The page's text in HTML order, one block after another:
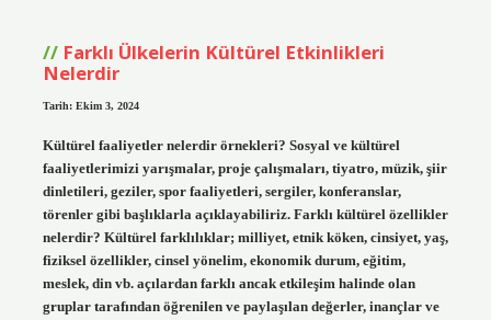
Farklı Ülkelerin Kültürel Etkinlikleri
Nelerdir
Tarih: Ekim 3, 2024
Kültürel faaliyetler nelerdir örnekleri? Sosyal ve kültürel
faaliyetlerimizi yarışmalar, proje çalışmaları, tiyatro, müzik, şiir
dinletileri, geziler, spor faaliyetleri, sergiler, konferanslar,
törenler gibi başlıklarla açıklayabiliriz. Farklı kültürel özellikler
nelerdir? Kültürel farklılıklar; milliyet, etnik köken, cinsiyet, yaş,
fiziksel özellikler, cinsel yönelim, ekonomik durum, eğitim,
meslek, din vb. açılardan farklı ancak etkileşim halinde olan
gruplar tarafından öğrenilen ve paylaşılan değerler, inançlar ve